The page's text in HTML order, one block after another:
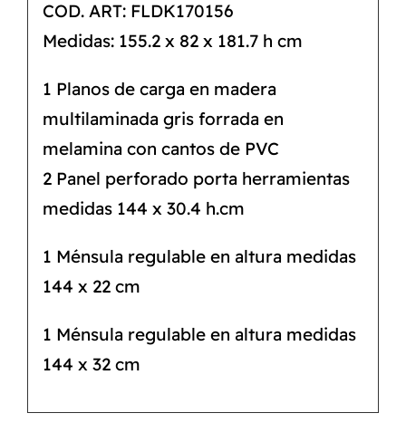
COD. ART: FLDK170156
Medidas: 155.2 x 82 x 181.7 h cm
1 Planos de carga en madera
multilaminada gris forrada en
melamina con cantos de PVC
2 Panel perforado porta herramientas
medidas 144 x 30.4 h.cm
1 Ménsula regulable en altura medidas
144 x 22 cm
1 Ménsula regulable en altura medidas
144 x 32 cm